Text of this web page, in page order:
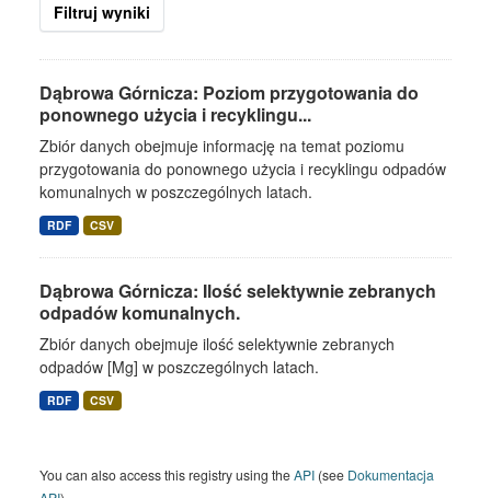
Filtruj wyniki
Dąbrowa Górnicza: Poziom przygotowania do
ponownego użycia i recyklingu...
Zbiór danych obejmuje informację na temat poziomu
przygotowania do ponownego użycia i recyklingu odpadów
komunalnych w poszczególnych latach.
RDF CSV
Dąbrowa Górnicza: Ilość selektywnie zebranych
odpadów komunalnych.
Zbiór danych obejmuje ilość selektywnie zebranych
odpadów [Mg] w poszczególnych latach.
RDF CSV
You can also access this registry using theAPI (see Dokumentacja